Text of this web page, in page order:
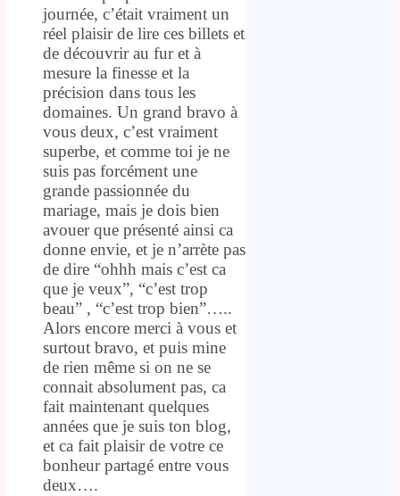
journée, c’était vraiment un
réel plaisir de lire ces billets et
de découvrir au fur et à
mesure la finesse et la
précision dans tous les
domaines. Un grand bravo à
vous deux, c’est vraiment
superbe, et comme toi je ne
suis pas forcément une
grande passionnée du
mariage, mais je dois bien
avouer que présenté ainsi ca
donne envie, et je n’arrète pas
de dire “ohhh mais c’est ca
que je veux”, “c’est trop
beau” , “c’est trop bien”…..
Alors encore merci à vous et
surtout bravo, et puis mine
de rien même si on ne se
connait absolument pas, ca
fait maintenant quelques
années que je suis ton blog,
et ca fait plaisir de votre ce
bonheur partagé entre vous
deux….